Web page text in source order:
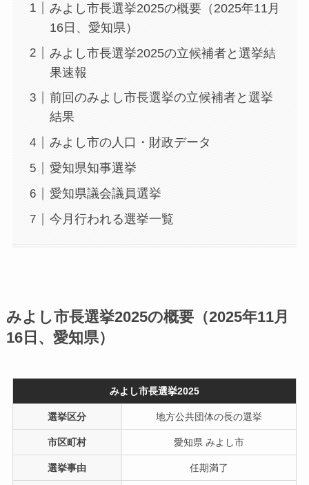
みよし市長選挙2025の概要（2025年11月
16日、愛知県）
みよし市長選挙2025の立候補者と選挙結
果速報
前回のみよし市長選挙の立候補者と選挙
結果
みよし市の人口・財政データ
愛知県知事選挙
愛知県議会議員選挙
今月行われる選挙一覧
みよし市長選挙2025の概要（2025年11月
16日、愛知県）
みよし市長選挙2025
選挙区分 地方公共団体の長の選挙
市区町村 愛知県 みよし市
選挙事由 任期満了